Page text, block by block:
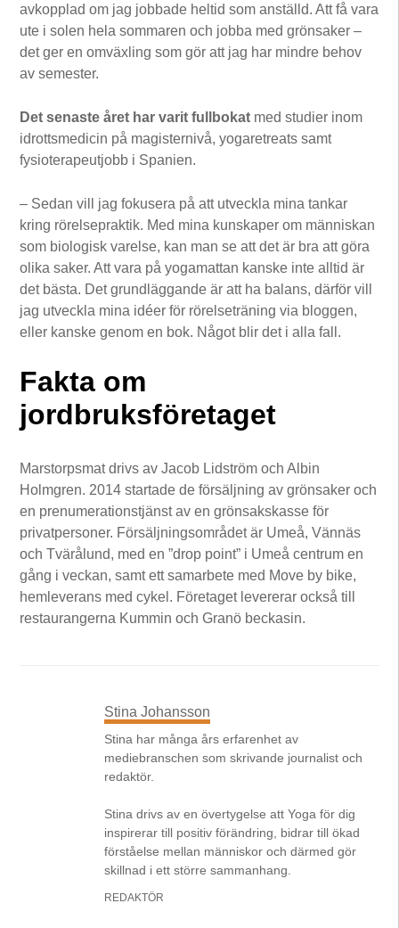
avkopplad om jag jobbade heltid som anställd. Att få vara
ute i solen hela sommaren och jobba med grönsaker –
det ger en omväxling som gör att jag har mindre behov
av semester.
Det senaste året har varit fullbokat med studier inom
idrottsmedicin på magisternivå, yogaretreats samt
fysioterapeutjobb i Spanien.
– Sedan vill jag fokusera på att utveckla mina tankar
kring rörelsepraktik. Med mina kunskaper om människan
som biologisk varelse, kan man se att det är bra att göra
olika saker. Att vara på yogamattan kanske inte alltid är
det bästa. Det grundläggande är att ha balans, därför vill
jag utveckla mina idéer för rörelseträning via bloggen,
eller kanske genom en bok. Något blir det i alla fall.
Fakta om
jordbruksföretaget
Marstorpsmat drivs av Jacob Lidström och Albin
Holmgren. 2014 startade de försäljning av grönsaker och
en prenumerationstjänst av en grönsakskasse för
privatpersoner. Försäljningsområdet är Umeå, Vännäs
och Tvärålund, med en ”drop point” i Umeå centrum en
gång i veckan, samt ett samarbete med Move by bike,
hemleverans med cykel. Företaget levererar också till
restaurangerna Kummin och Granö beckasin.
Stina Johansson
Stina har många års erfarenhet av
mediebranschen som skrivande journalist och
redaktör.
Stina drivs av en övertygelse att Yoga för dig
inspirerar till positiv förändring, bidrar till ökad
förståelse mellan människor och därmed gör
skillnad i ett större sammanhang.
REDAKTÖR